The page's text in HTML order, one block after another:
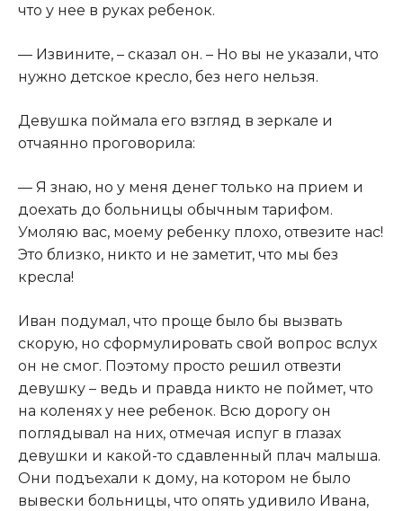
что у нее в руках ребенок.​
​— Извините, – сказал он. – Но вы не указали, что
нужно детское кресло, без него нельзя.​
​Девушка поймала его взгляд в зеркале и
отчаянно проговорила:​
​— Я знаю, но у меня денег только на прием и
доехать до больницы обычным тарифом.
Умоляю вас, моему ребенку плохо, отвезите нас!
Это близко, никто и не заметит, что мы без
кресла!​
​Иван подумал, что проще было бы вызвать
скорую, но сформулировать свой вопрос вслух
он не смог. Поэтому просто решил отвезти
девушку – ведь и правда никто не поймет, что
на коленях у нее ребенок. Всю дорогу он
поглядывал на них, отмечая испуг в глазах
девушки и какой-то сдавленный плач малыша.
Они подъехали к дому, на котором не было
вывески больницы, что опять удивило Ивана,